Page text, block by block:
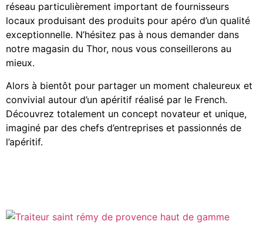
réseau particulièrement important de fournisseurs
locaux produisant des produits pour apéro d’un qualité
exceptionnelle. N’hésitez pas à nous demander dans
notre magasin du Thor, nous vous conseillerons au
mieux.
Alors à bientôt pour partager un moment chaleureux et
convivial autour d’un apéritif réalisé par le French.
Découvrez totalement un concept novateur et unique,
imaginé par des chefs d’entreprises et passionnés de
l’apéritif.